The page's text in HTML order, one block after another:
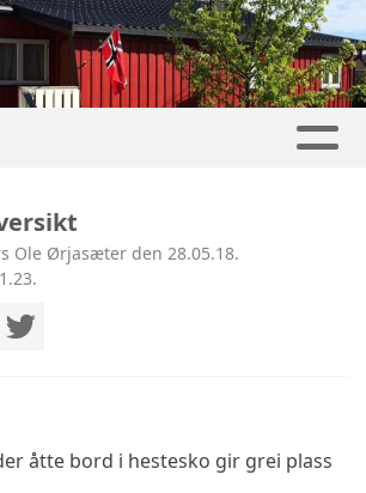
Ole Ørjasæter den 28.05.18.
åtte bord i hestesko gir grei plass